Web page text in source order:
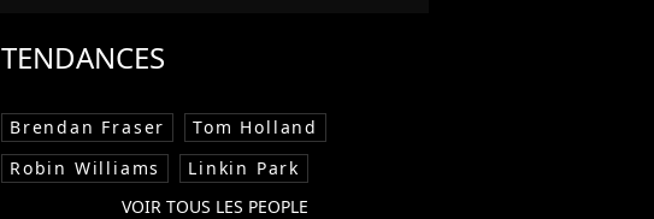
TENDANCES
Brendan Fraser
Tom Holland
Robin Williams
Linkin Park
VOIR TOUS LES PEOPLE